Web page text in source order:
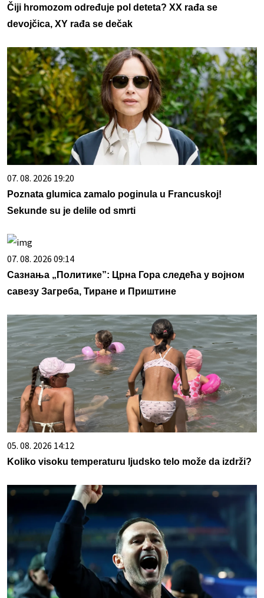
Čiji hromozom određuje pol deteta? XX rađa se
devojčica, XY rađa se dečak
07. 08. 2026 19:20
Poznata glumica zamalo poginula u Francuskoj!
Sekunde su je delile od smrti
07. 08. 2026 09:14
Сазнања „Политике”: Црна Гора следећа у војном
савезу Загреба, Тиране и Приштине
05. 08. 2026 14:12
Koliko visoku temperaturu ljudsko telo može da izdrži?